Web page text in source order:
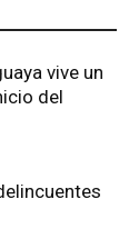
vive un
del